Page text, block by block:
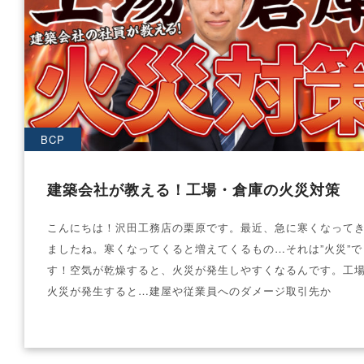
BCP
建築会社が教える！工場・倉庫の火災対策
こんにちは！沢田工務店の栗原です。最近、急に寒くなって
ましたね。寒くなってくると増えてくるもの…それは”火災”で
す！空気が乾燥すると、火災が発生しやすくなるんです。工
火災が発生すると…建屋や従業員へのダメージ取引先か